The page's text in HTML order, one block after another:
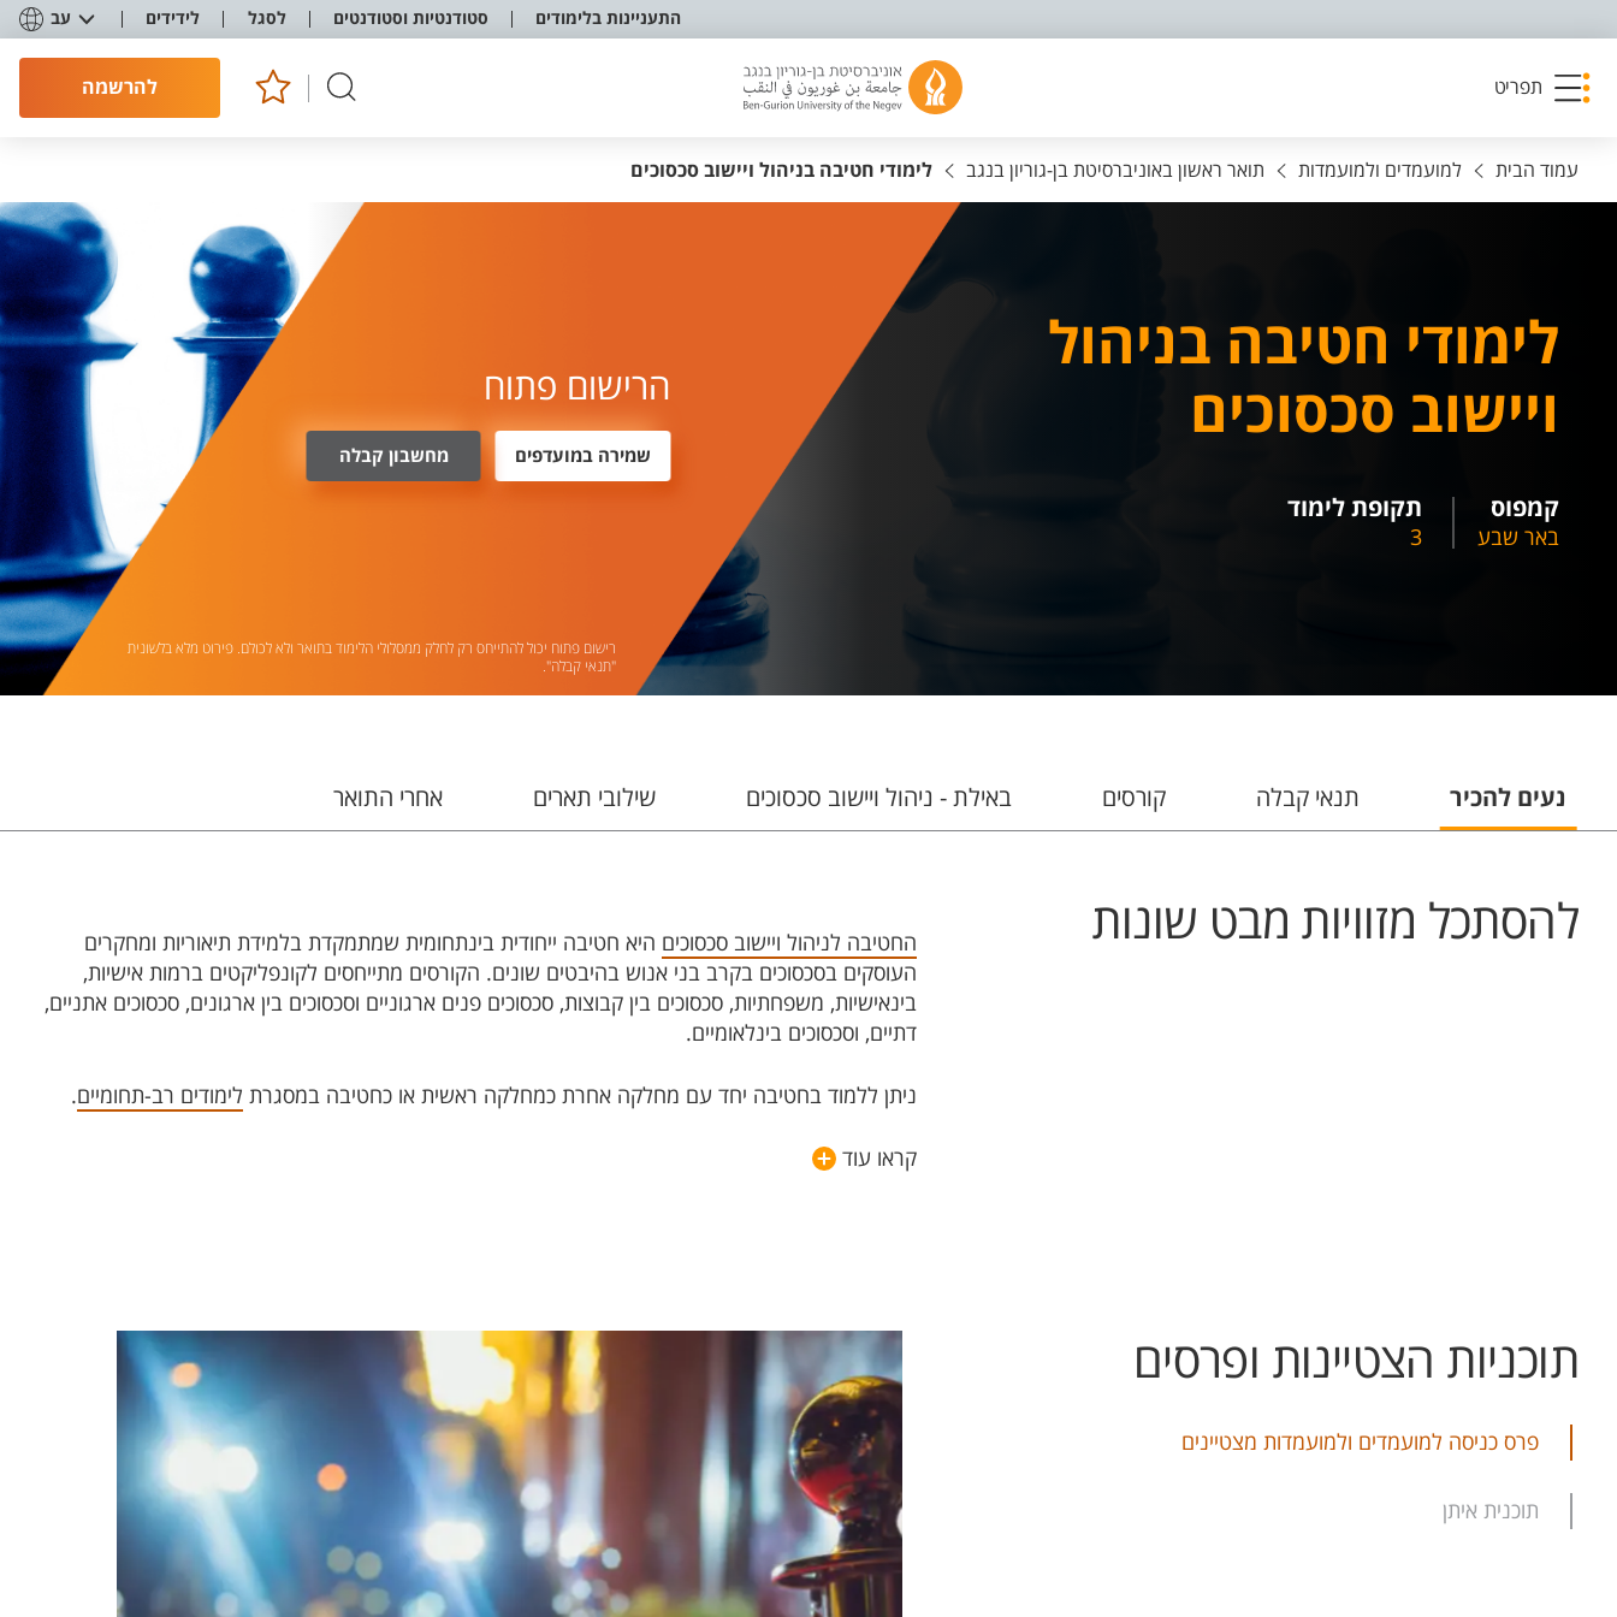
התעניינות בלימודים סטודנטיות וסטודנטים לסגל לידידים עב
תפריט להרשמה
עמוד הבית למועמדים ולמועמדות תואר ראשון באוניברסיטת בן-גוריון בנגב לימודי חטיבה בניהול ויישוב סכסוכים
לימודי חטיבה בניהול
ויישוב סכסוכים
קמפוס
באר שבע
תקופת לימוד
3
הרישום פתוח
שמירה במועדפים מחשבון קבלה
רישום פתוח יכול להתייחס רק לחלק ממסלולי הלימוד בתואר ולא לכולם. פירוט מלא בלשונית
"תנאי קבלה".
נעים להכיר תנאי קבלה קורסים באילת - ניהול ויישוב סכסוכים שילובי תארים אחרי התואר
להסתכל מזוויות מבט שונות החטיבה לניהול ויישוב סכסוכים היא חטיבה ייחודית בינתחומית שמתמקדת בלמידת תיאוריות ומחקרים
העוסקים בסכסוכים בקרב בני אנוש​ בהיבטים שונים. הקורסים מתייחסים לקונפליקטים ברמות אישיות,
בינאישיות, משפחתיות, סכסוכים בין קבוצות, סכסוכים פנים ארגוניים וסכסוכים בין ארגונים, סכסוכים אתניים,
דתיים, וסכסוכים בינלאומיים.
ניתן ללמוד בחטיבה יחד עם מחלקה אחרת כמחלקה ראשית או כחטיבה במסגרת לימודים רב-תחומיים.
קראו עוד
תוכניות הצטיינות ופרסים
פרס כניסה למועמדים ולמועמדות מצטיינים
תוכנית איתן